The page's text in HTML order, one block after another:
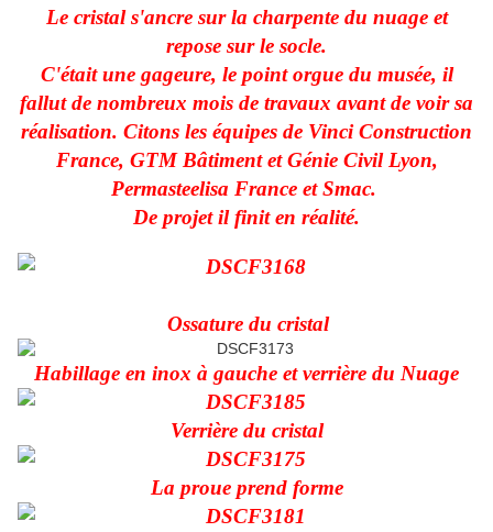
Le cristal s'ancre sur la charpente du nuage et
repose sur le socle.
C'était une gageure, le point orgue du musée, il
fallut de nombreux mois de travaux avant de voir sa
réalisation. Citons les équipes de Vinci Construction
France, GTM Bâtiment et Génie Civil Lyon,
Permasteelisa France et Smac.
De projet il finit en réalité.
Ossature du cristal
Habillage en inox à gauche et verrière du Nuage
Verrière du cristal
La proue prend forme